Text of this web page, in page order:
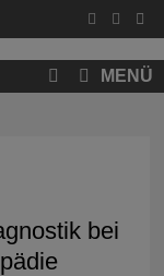
MENÜ
bei